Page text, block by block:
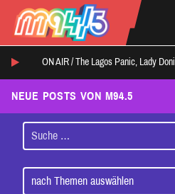
ON AIR / The Lagos Panic, Lady Donil
NEUE POSTS VON M94.5